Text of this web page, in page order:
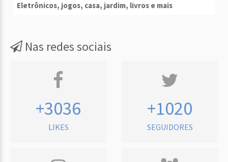
Eletrônicos, jogos, casa, jardim, livros e mais
Nas redes sociais
+3036
LIKES
+1020
SEGUIDORES